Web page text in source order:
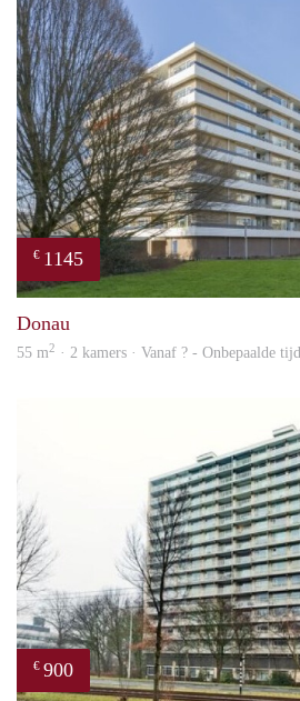
€ 1145
Donau
55 m2 · 2 kamers · Vanaf ? - Onbepaalde tijd
€ 900